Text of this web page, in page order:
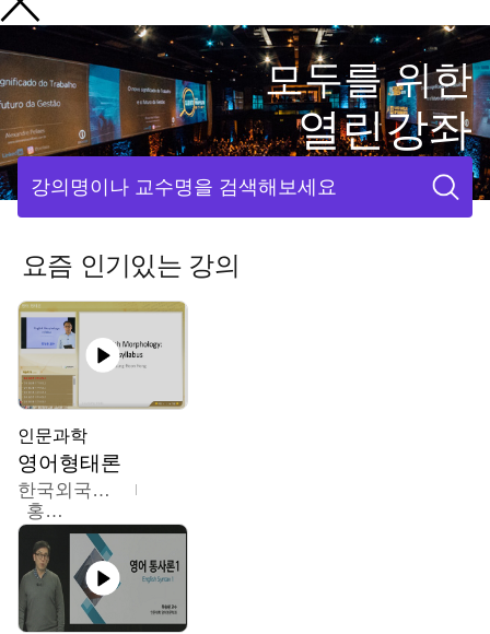
모두를 위한
열린강좌
강의명이나 교수명을 검색해보세요
요즘 인기있는 강의
인문과학
영어형태론
한국외국어대학교
홍성훈